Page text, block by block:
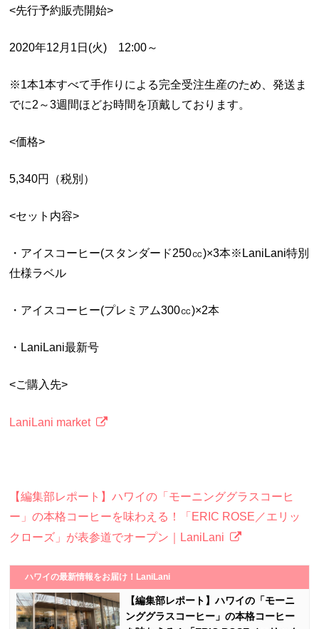
<先行予約販売開始>
2020年12 月 1 日 (火) 12:00～
※1本1本すべて手作りによる完全受注生産のため、発送ま
でに2～3週間ほどお時間を頂戴しております。
<価格>
5,340円（税別）
<セット内容>
・アイスコーヒー(スタンダード250㏄)×3本※LaniLani特別
仕様ラベル
・アイスコーヒー(プレミアム300㏄)×2本
・ LaniLani最新号
<ご購入先>
LaniLani market
【編集部レポート】ハワイの「モーニンググラスコーヒ
ー」の本格コーヒーを味わえる！「ERIC ROSE／エリッ
クローズ」が表参道でオープン｜LaniLani
ハワイの最新情報をお届け！LaniLani
【編集部レポート】ハワイの「モーニ
ンググラスコーヒー」の本格コーヒー